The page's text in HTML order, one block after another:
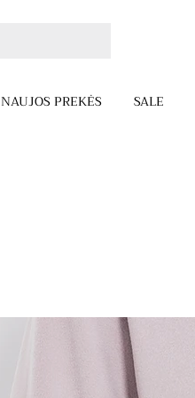
NAUJOS PREKĖS SALE